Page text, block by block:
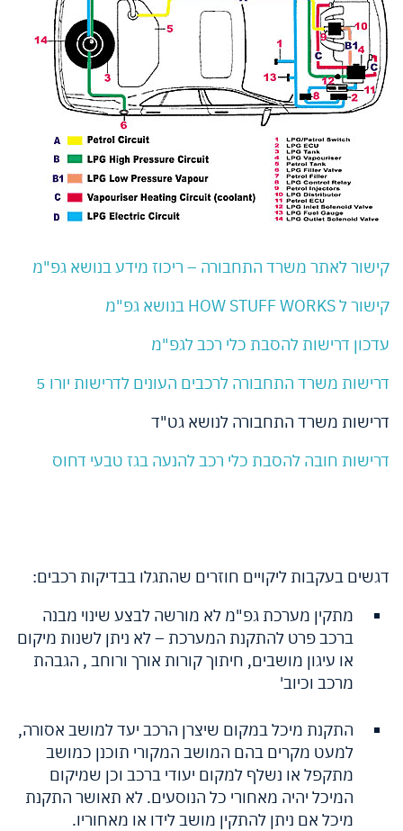
קישור לאתר משרד התחבורה – ריכוז מידע בנושא גפ"מ
קישור ל HOW STUFF WORKS בנושא גפ"מ
עדכון דרישות להסבת כלי רכב לגפ"מ
דרישות משרד התחבורה לרכבים העונים לדרישות יורו 5
דרישות משרד התחבורה לנושא גט"ד
דרישות חובה להסבת כלי רכב להנעה בגז טבעי דחוס
דגשים בעקבות ליקויים חוזרים שהתגלו בבדיקות רכבים:
מתקין מערכת גפ"מ לא מורשה לבצע שינוי מבנה
ברכב פרט להתקנת המערכת – לא ניתן לשנות מיקום
או עיגון מושבים, חיתוך קורות אורך ורוחב , הגבהת
מרכב וכיוב'
התקנת מיכל במקום שיצרן הרכב יעד למושב אסורה,
למעט מקרים בהם המושב המקורי תוכנן כמושב
מתקפל או נשלף למקום יעודי ברכב וכן שמיקום
המיכל יהיה מאחורי כל הנוסעים. לא תאושר התקנת
מיכל אם ניתן להתקין מושב לידו או מאחוריו.